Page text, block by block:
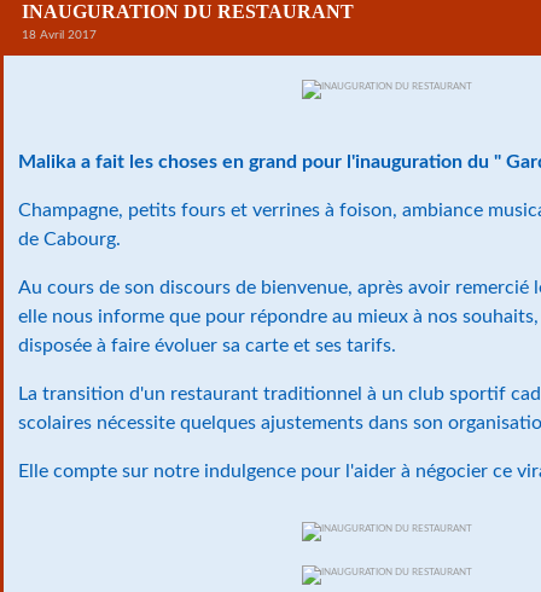
INAUGURATION DU RESTAURANT
18 Avril 2017
Malika a fait les choses en grand pour l'inauguration du "
Champagne, petits fours et verrines à foison, ambiance
de Cabourg.
Au cours de son discours de bienvenue, après avoir remercié
elle nous informe que pour répondre au mieux à nos
disposée à faire évoluer sa carte et ses tarifs.
La transition d'un restaurant traditionnel à un club sportif
scolaires nécessite quelques ajustements dans son
Elle compte sur notre indulgence pour l'aider à négocier ce